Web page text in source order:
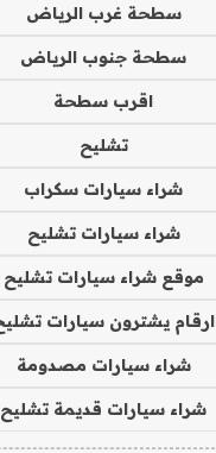
سطحة غرب الرياض
سطحة جنوب الرياض
اقرب سطحة
تشليح
شراء سيارات سكراب
شراء سيارات تشليح
موقع شراء سيارات تشليح
ارقام يشترون سيارات
شراء سيارات مصدومة
شراء سيارات قديمة تشليح